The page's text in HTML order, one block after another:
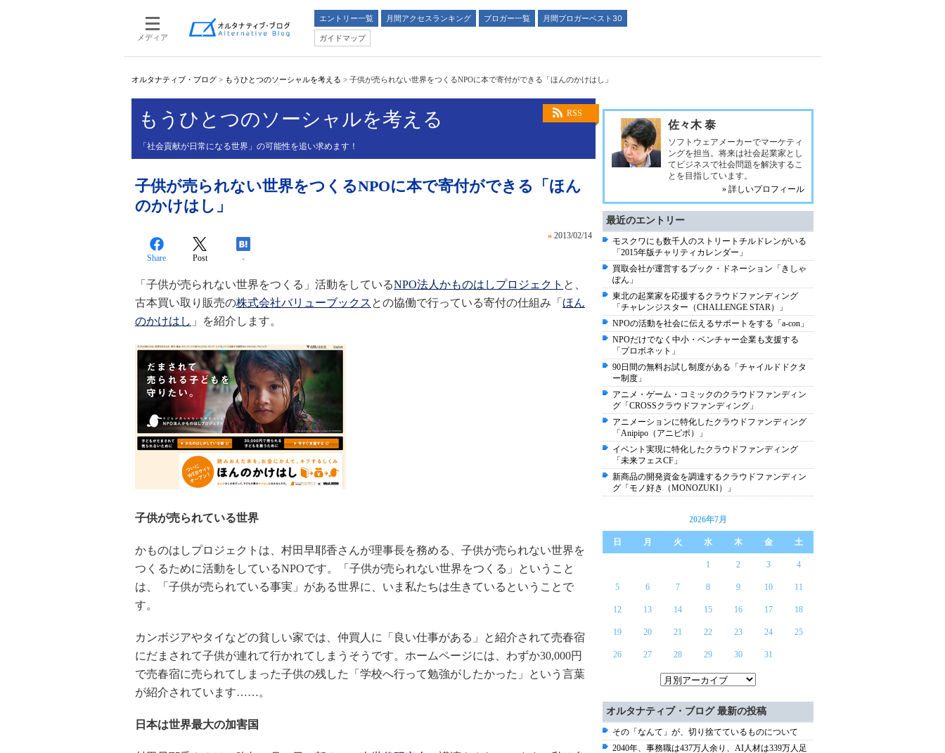
メディア
エントリー一覧 月間アクセスランキング ブロガー一覧
月間ブロガーベスト30
ガイドマップ
オルタナティブ・ブログ > もうひとつのソーシャルを考える > 子供が売られない世界をつくるNPOに本で寄付ができる「ほんのかけはし」
RSS
もうひとつのソーシャルを考える
「社会貢献が日常になる世界」の可能性を追い求めます！
子供が売られない世界をつくるNPOに本で寄付ができる「ほん
のかけはし」
» 2013/02/14
Share Post -
「子供が売られない世界をつくる」活動をしているNPO法人かものはしプロジェクト と、
古本買い取り販売の株式会社バリューブックス との協働で行っている寄付の仕組み「 ほん
のかけはし 」を紹介します。
子供が売られている世界
かものはしプロジェクトは、村田早耶香さんが理事長を務める、子供が売られない世界を
つくるために活動をしているNPOです。「子供が売られない世界をつくる」ということ
は、「子供が売られている事実」がある世界に、いま私たちは生きているということで
す。
カンボジアやタイなどの貧しい家では、仲買人に「良い仕事がある」と紹介されて売春宿
にだまされて子供が連れて行かれてしまうそうです。ホームページには、わずか30,000円
で売春宿に売られてしまった子供の残した「学校へ行って勉強がしたかった」という言葉
が紹介されています……。
日本は世界最大の加害国
佐々木 泰
ソフトウェアメーカーでマーケティ
ングを担当。将来は社会起業家とし
てビジネスで社会問題を解決するこ
とを目指しています。
» 詳しいプロフィール
最近のエントリー
モスクワにも数千人のストリートチルドレンがいる
「2015年版チャリティカレンダー」
買取会社が運営するブック・ドネーション「きしゃ
ぽん」
東北の起業家を応援するクラウドファンディング
「チャレンジスター（CHALLENGE STAR）」
NPOの活動を社会に伝えるサポートをする「a-con」
NPOだけでなく中小・ベンチャー企業も支援する
「プロボネット」
90日間の無料お試し制度がある「チャイルドドクタ
ー制度」
アニメ・ゲーム・コミックのクラウドファンディン
グ「CROSSクラウドファンディング」
アニメーションに特化したクラウドファンディング
「Anipipo（アニピポ）」
イベント実現に特化したクラウドファンディング
「未来フェスCF」
新商品の開発資金を調達するクラウドファンディン
グ「モノ好き（MONOZUKI）」
2026年7月
日 月 火 水 木 金 土
1 2 3 4
5 6 7 8 9 10 11
12 13 14 15 16 17 18
19 20 21 22 23 24 25
26 27 28 29 30 31
オルタナティブ・ブログ 最新の投稿
その「なんて」が、切り捨てているものについて
2040年、事務職は437万人余り、AI人材は339万人足